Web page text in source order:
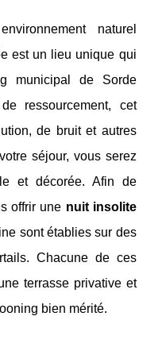
naturel
est un lieu unique qui
municipal de Sorde
ressourcement, cet
de bruit et autres
séjour, vous serez
et décorée. Afin de
offrir une nuit insolite
sont établies sur des
Chacune de ces
terrasse privative et
bien mérité.